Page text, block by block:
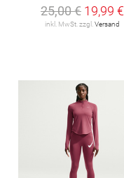
25,00 € 19,99 €
inkl. MwSt. zzgl. Versand